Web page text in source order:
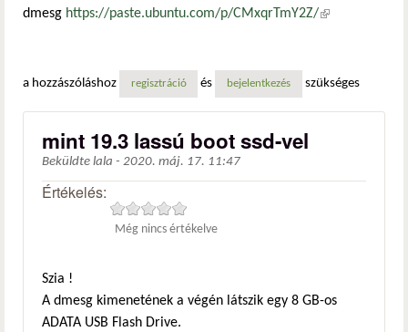
dmesg https://paste.ubuntu.com/p/CMxqrTmY2Z/(külső
a hozzászóláshoz regisztráció és bejelentkezés szükséges
mint 19.3 lassú boot ssd-vel
Beküldte lala - 2020. máj. 17. 11:47
Értékelés:
Még nincs értékelve
Szia !
A dmesg kimenetének a végén látszik egy 8 GB-os
ADATA USB Flash Drive.